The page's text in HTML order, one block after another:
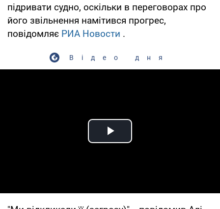
підривати судно, оскільки в переговорах про
його звільнення намітився прогрес,
повідомляє РИА Новости .
Відео дня
Play Video